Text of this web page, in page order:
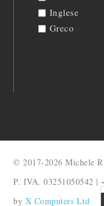
Inglese
Greco
© 2017-2026 Michele
P. IVA. 03251050542 |
by X Computers Ltd